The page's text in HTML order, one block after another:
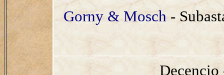
Gorny & Mosch -
Decencio